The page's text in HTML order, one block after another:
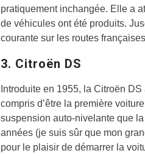
pratiquement inchangée. Elle a
de véhicules ont été produits.
courante sur les routes
3. Citroën DS
Introduite en 1955, la Citroën
compris d’être la première
suspension auto-nivelante que
années (je suis sûr que mon
pour le plaisir de démarrer la